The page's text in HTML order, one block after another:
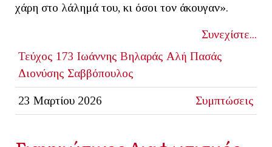
χάρη στο λάλημά του, κι όσοι τον άκουγαν».
Συνεχίστε...
Τεύχος 173 Ιωάννης Βηλαράς Αλή Πασάς
Διονύσης Σαββόπουλος
23 Μαρτίου 2026 Συμπτώσεις